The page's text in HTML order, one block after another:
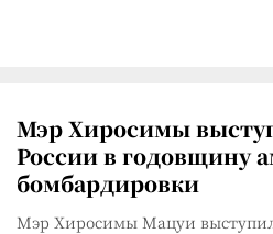
Мэр Хиросимы
России в годовщину
бомбардировки
Мэр Хиросимы Мацуи